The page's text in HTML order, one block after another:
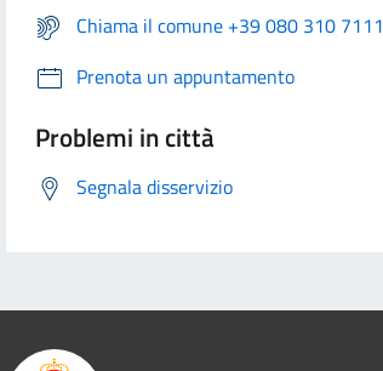
Chiama il comune +39 080 310 7111
Prenota un appuntamento
Problemi in città
Segnala disservizio